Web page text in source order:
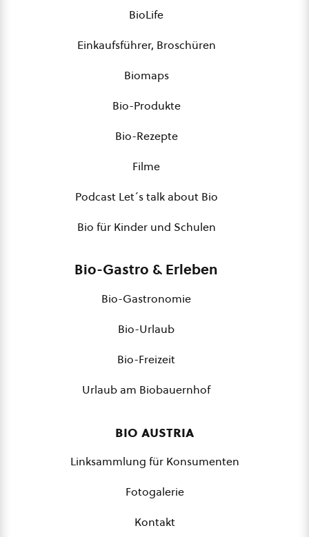
BioLife
Einkaufsführer, Broschüren
Biomaps
Bio-Produkte
Bio-Rezepte
Filme
Podcast Let´s talk about Bio
Bio für Kinder und Schulen
Bio-Gastro & Erleben
Bio-Gastronomie
Bio-Urlaub
Bio-Freizeit
Urlaub am Biobauernhof
bio austria
Linksammlung für Konsumenten
Fotogalerie
Kontakt